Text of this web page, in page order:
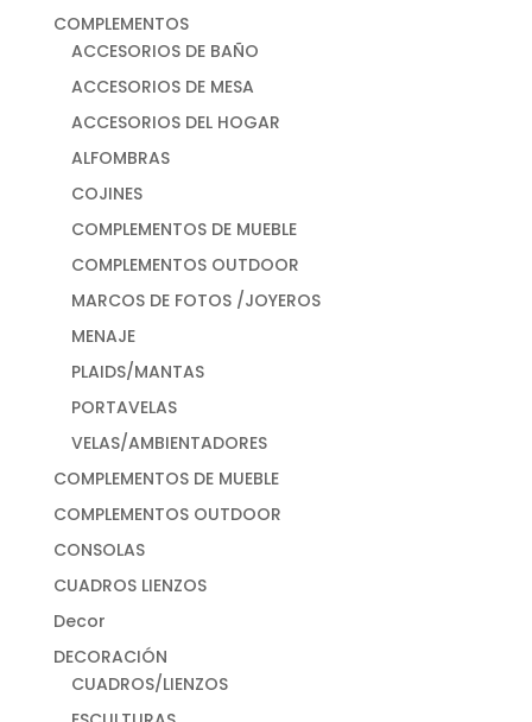
COMPLEMENTOS
ACCESORIOS DE BAÑO
ACCESORIOS DE MESA
ACCESORIOS DEL HOGAR
ALFOMBRAS
COJINES
COMPLEMENTOS DE MUEBLE
COMPLEMENTOS OUTDOOR
MARCOS DE FOTOS /JOYEROS
MENAJE
PLAIDS/MANTAS
PORTAVELAS
VELAS/AMBIENTADORES
COMPLEMENTOS DE MUEBLE
COMPLEMENTOS OUTDOOR
CONSOLAS
CUADROS LIENZOS
Decor
DECORACIÓN
CUADROS/LIENZOS